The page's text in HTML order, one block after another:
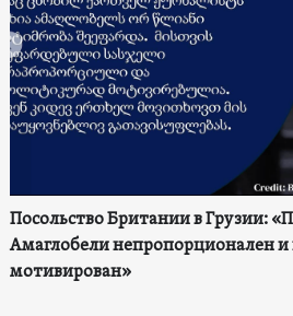
Посольство Британии в Грузии:
Амаглобели непропорционален
мотивирован»